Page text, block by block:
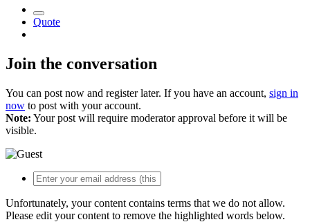
Quote
Join the conversation
You can post now and register later. If you have an account, sign in
now to post with your account.
Note: Your post will require moderator approval before it will be
visible.
Unfortunately, your content contains terms that we do not allow.
Please edit your content to remove the highlighted words below.